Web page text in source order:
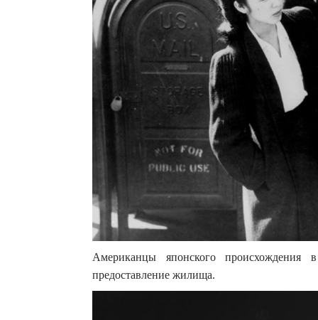
Американцы японского
предоставление жилища.